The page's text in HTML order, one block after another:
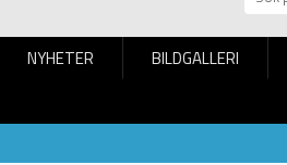
NYHETER BILDGALLERI